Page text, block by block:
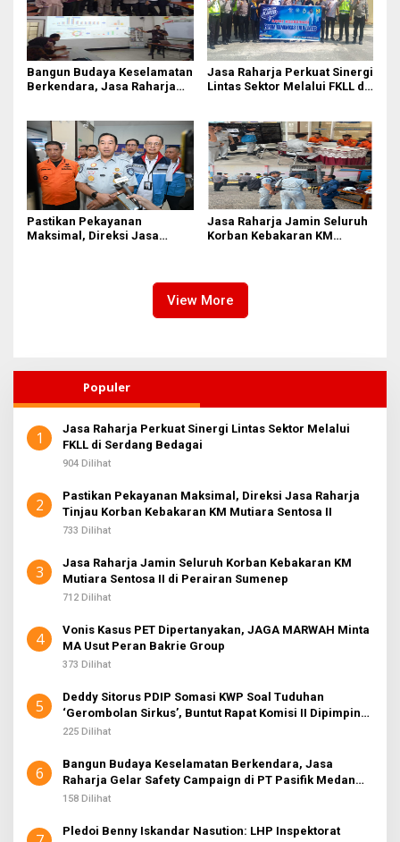
Bangun Budaya Keselamatan
Berkendara, Jasa Raharja
Jasa Raharja Perkuat Sinergi
Lintas Sektor Melalui FKLL di
Pastikan Pekayanan
Maksimal, Direksi Jasa
Jasa Raharja Jamin Seluruh
Korban Kebakaran KM
View More
Populer
1
Jasa Raharja Perkuat Sinergi Lintas Sektor Melalui
FKLL di Serdang Bedagai
904 Dilihat
2
Pastikan Pekayanan Maksimal, Direksi Jasa Raharja
Tinjau Korban Kebakaran KM Mutiara Sentosa II
733 Dilihat
3
Jasa Raharja Jamin Seluruh Korban Kebakaran KM
Mutiara Sentosa II di Perairan Sumenep
712 Dilihat
4
Vonis Kasus PET Dipertanyakan, JAGA MARWAH Minta
MA Usut Peran Bakrie Group
373 Dilihat
5
Deddy Sitorus PDIP Somasi KWP Soal Tuduhan
‘Gerombolan Sirkus’, Buntut Rapat Komisi II Dipimpin
Sufmi Dasco Ahmad
225 Dilihat
6
Bangun Budaya Keselamatan Berkendara, Jasa
Raharja Gelar Safety Campaign di PT Pasifik Medan
Industri
158 Dilihat
Pledoi Benny Iskandar Nasution: LHP Inspektorat